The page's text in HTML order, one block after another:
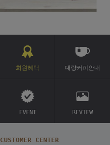
회원혜택 대량커피안내
EVENT REVIEW
CUSTOMER CENTER